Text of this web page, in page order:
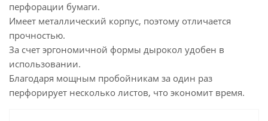
перфорации бумаги.
Имеет металлический корпус, поэтому отличается
прочностью.
За счет эргономичной формы дырокол удобен в
использовании.
Благодаря мощным пробойникам за один раз
перфорирует несколько листов, что экономит время.